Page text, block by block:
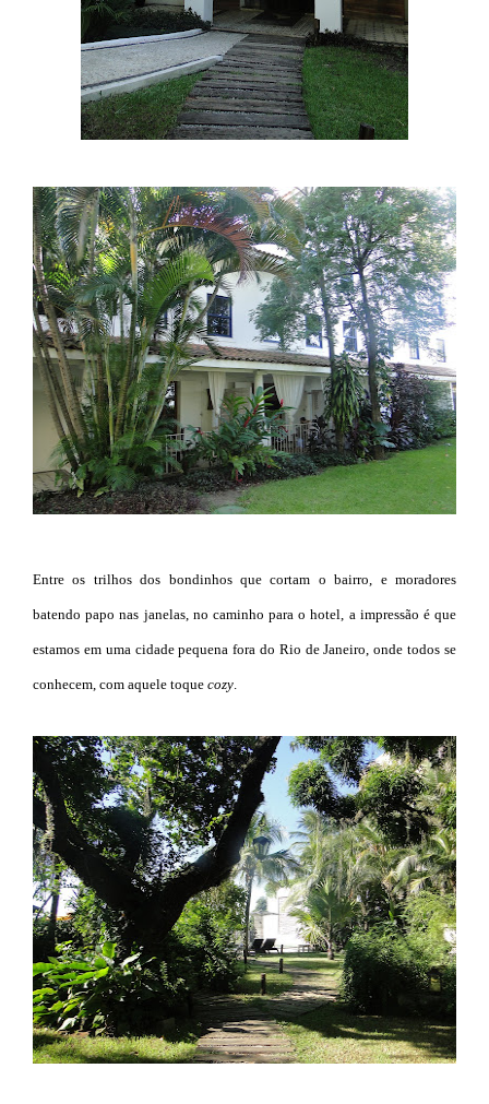
Entre os trilhos dos bondinhos que cortam o bairro, e moradores
batendo papo nas janelas, no caminho para o hotel, a impressão é que
estamos em uma cidade pequena fora do Rio de Janeiro, onde todos se
conhecem, com aquele toque cozy